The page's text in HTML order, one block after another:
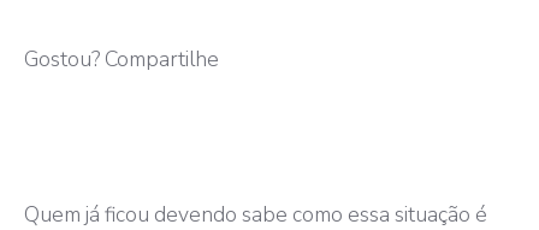
Gostou? Compartilhe
Quem já ficou devendo sabe como essa situação é